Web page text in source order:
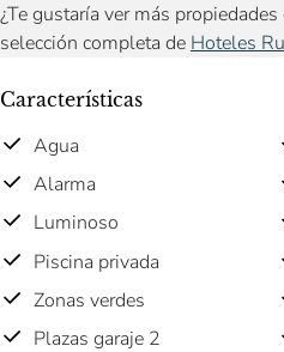
¿Te gustaría ver más
selección completa de Hoteles
Características
Agua
Alarma
Luminoso
Piscina privada
Zonas verdes
Plazas garaje 2